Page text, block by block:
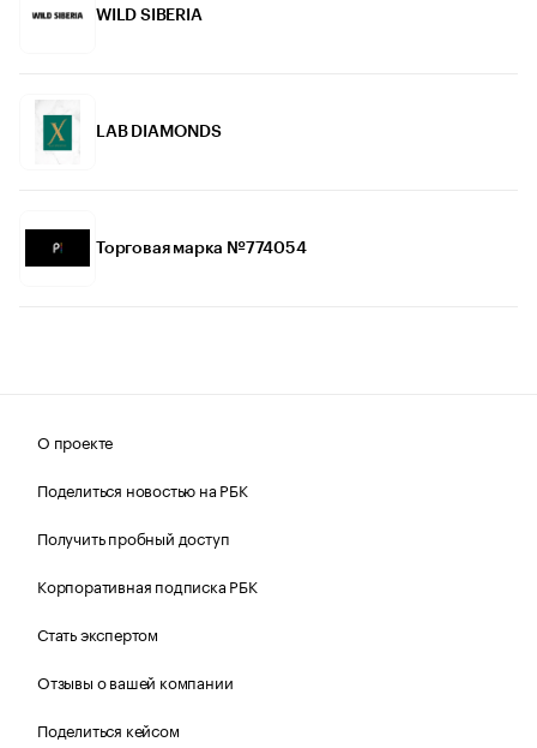
WILD SIBERIA
LAB DIAMONDS
Торговая марка №774054
О проекте
Поделиться новостью на РБК
Получить пробный доступ
Корпоративная подписка РБК
Стать экспертом
Отзывы о вашей компании
Поделиться кейсом